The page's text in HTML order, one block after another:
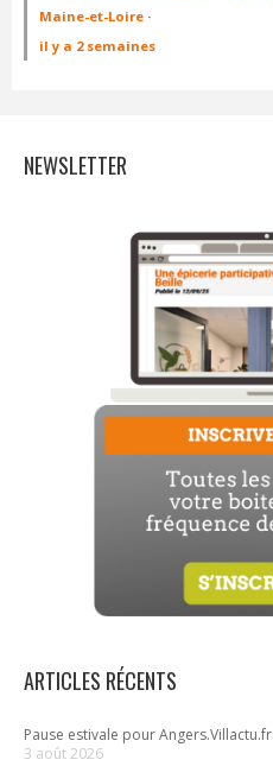
Maine-et-Loire ·
il y a 2 semaines
NEWSLETTER
ARTICLES RÉCENTS
Pause estivale pour Angers.Villactu.fr
3 août 2026